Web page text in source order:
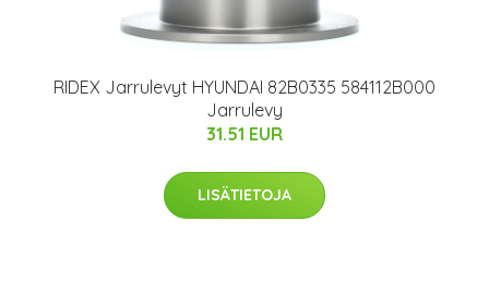
RIDEX Jarrulevyt HYUNDAI 82B0335 584112B000
Jarrulevy
31.51 EUR
LISÄTIETOJA